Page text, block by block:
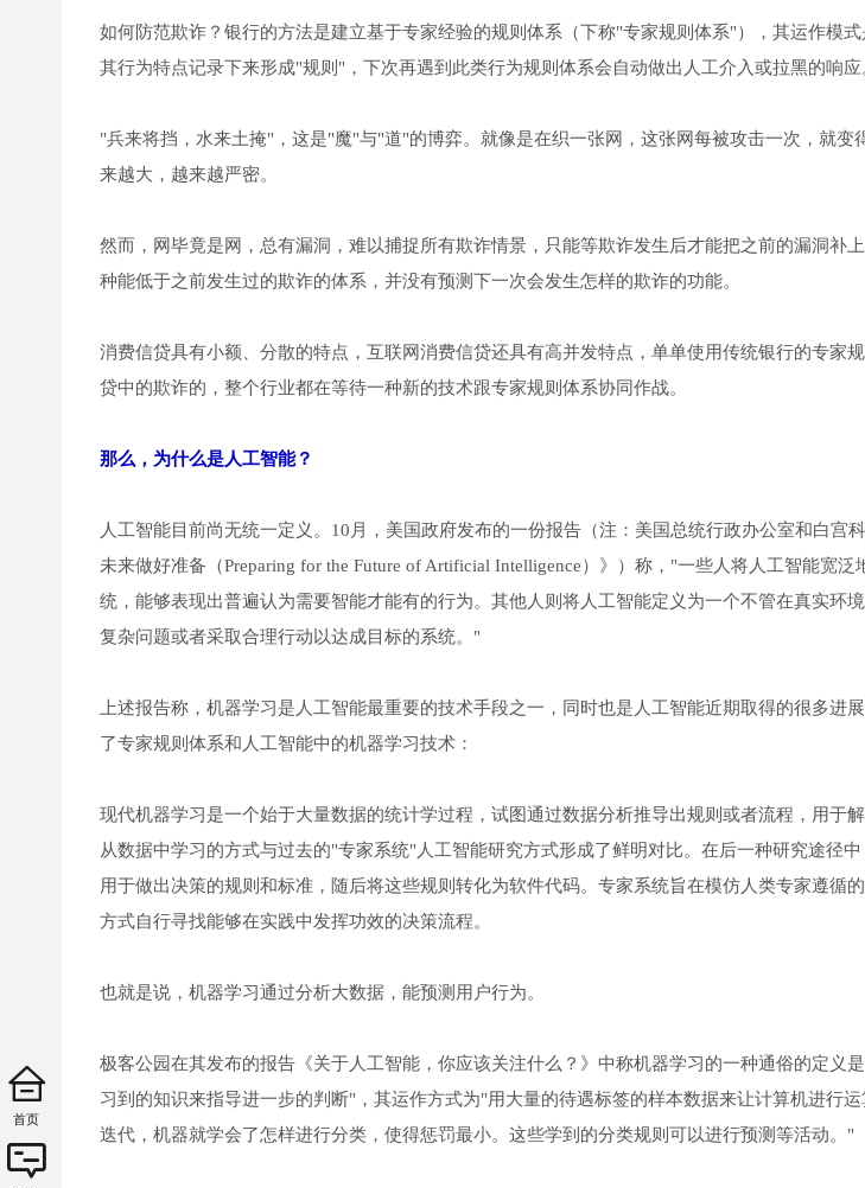
如何防范欺诈？银行的方法是建立基于专家经验的规则体系（下称"专家规则体系"），其运作模
其行为特点记录下来形成"规则"，下次再遇到此类行为规则体系会自动做出人工介入或拉黑的响应
"兵来将挡，水来土掩"，这是"魔"与"道"的博弈。就像是在织一张网，这张网每被攻击一次，就变
来越大，越来越严密。
然而，网毕竟是网，总有漏洞，难以捕捉所有欺诈情景，只能等欺诈发生后才能把之前的漏洞补
种能低于之前发生过的欺诈的体系，并没有预测下一次会发生怎样的欺诈的功能。
消费信贷具有小额、分散的特点，互联网消费信贷还具有高并发特点，单单使用传统银行的专家
贷中的欺诈的，整个行业都在等待一种新的技术跟专家规则体系协同作战。
那么，为什么是人工智能？
人工智能目前尚无统一定义。10月，美国政府发布的一份报告（注：美国总统行政办公室和白宫
未来做好准备（Preparing for the Future of Artificial Intelligence）》）称，"一些人将人工智能宽
统，能够表现出普遍认为需要智能才能有的行为。其他人则将人工智能定义为一个不管在真实环
复杂问题或者采取合理行动以达成目标的系统。"
上述报告称，机器学习是人工智能最重要的技术手段之一，同时也是人工智能近期取得的很多进
了专家规则体系和人工智能中的机器学习技术：
现代机器学习是一个始于大量数据的统计学过程，试图通过数据分析推导出规则或者流程，用于
从数据中学习的方式与过去的"专家系统"人工智能研究方式形成了鲜明对比。在后一种研究途径
用于做出决策的规则和标准，随后将这些规则转化为软件代码。专家系统旨在模仿人类专家遵循
方式自行寻找能够在实践中发挥功效的决策流程。
也就是说，机器学习通过分析大数据，能预测用户行为。
极客公园在其发布的报告《关于人工智能，你应该关注什么？》中称机器学习的一种通俗的定义
习到的知识来指导进一步的判断"，其运作方式为"用大量的待遇标签的样本数据来让计算机进行
迭代，机器就学会了怎样进行分类，使得惩罚最小。这些学到的分类规则可以进行预测等活动。"
首页